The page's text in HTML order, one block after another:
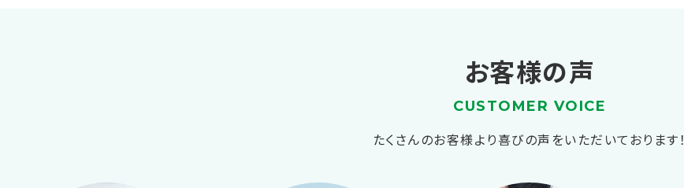
お客様の声
CUSTOMER VOICE
たくさんのお客様より喜びの声をいただいております！